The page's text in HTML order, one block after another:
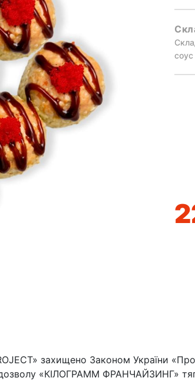
соус
захищено Законом України
дозволу «КІЛОГРАММ ФРАНЧАЙЗИНГ»